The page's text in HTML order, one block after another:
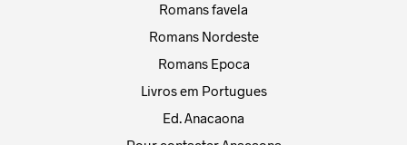
Romans favela
Romans Nordeste
Romans Epoca
Livros em Portugues
Ed. Anacaona